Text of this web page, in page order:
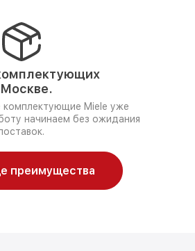
Miele уже
начинаем без ожидания
преимущества